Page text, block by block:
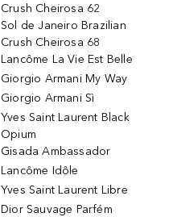
Crush Cheirosa 62
Sol de Janeiro Brazilian
Crush Cheirosa 68
Lancôme La Vie Est Belle
Giorgio Armani My Way
Giorgio Armani Sì
Yves Saint Laurent Black
Opium
Gisada Ambassador
Lancôme Idôle
Yves Saint Laurent Libre
Dior Sauvage Parfém